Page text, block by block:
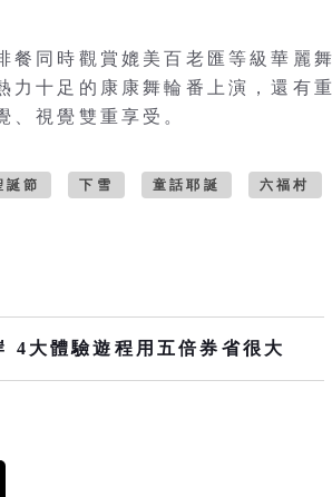
餐同時觀賞媲美百老匯等級華麗
力十足的康康舞輪番上演，還有
、視覺雙重享受。
誕節 下雪 童話耶誕 六福村
4大體驗遊程用五倍券省很大